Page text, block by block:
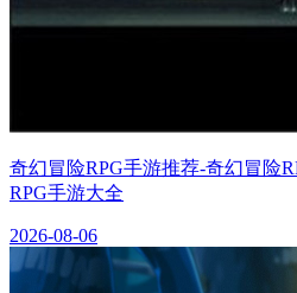
奇幻冒险RPG手游推荐-奇幻冒险
RPG手游大全
2026-08-06